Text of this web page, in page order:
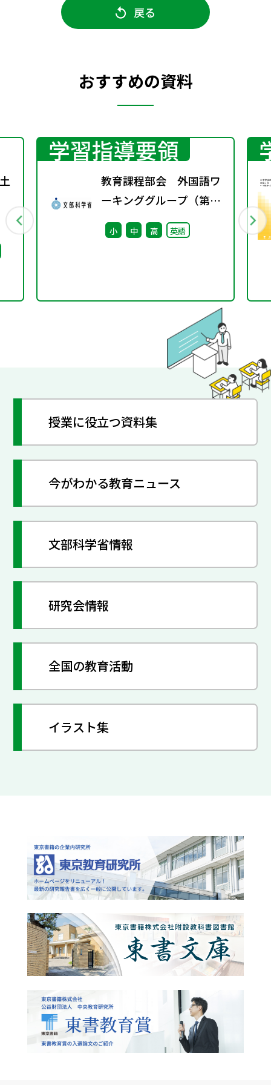
戻る
おすすめの資料
学習指導要領
教育課程部会 外国語ワ
ーキンググループ（第13
回） 配付資料
小 中 高 英語
授業に役立つ資料集
今がわかる教育ニュース
文部科学省情報
研究会情報
全国の教育活動
イラスト集